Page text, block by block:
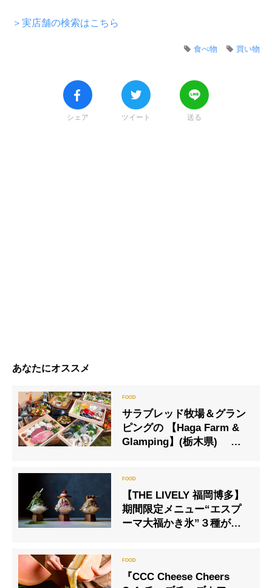
＞実店舗の検索はこちら
買い物
食べ物
シェア ツイート 送る
あなたにオススメ
サラブレッド牧場＆グラン
ピングの 【Haga Farm &
Glamping】(栃木県) 月
【THE LIVELY 福岡博多】
期間限定メニュー“エスプ
ーマ大福かき氷”３種が新
『CCC Cheese Cheers